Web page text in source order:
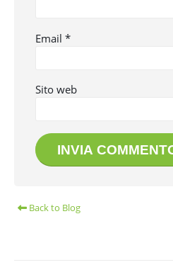
Email *
Sito web
Back to Blog